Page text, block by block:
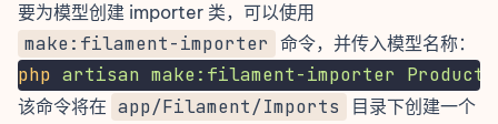
要为模型创建 importer 类，可以使用
make:filament-importer 命令，并传入模型名称：
php artisan make:filament-importer Product
该命令将在 app/Filament/Imports
目录下创建一个